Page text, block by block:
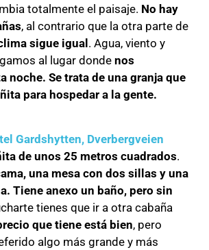
totalmente el paisaje. No hay
, al contrario que la otra parte de
sigue igual . Agua, viento y
al lugar donde nos
noche. Se trata de una granja que
para hospedar a la gente.
Gardshytten, Dverbergveien
de unos 25 metros cuadrados.
una mesa con dos sillas y una
Tiene anexo un baño, pero sin
tienes que ir a otra cabaña
que tiene está bien, pero
algo más grande y más